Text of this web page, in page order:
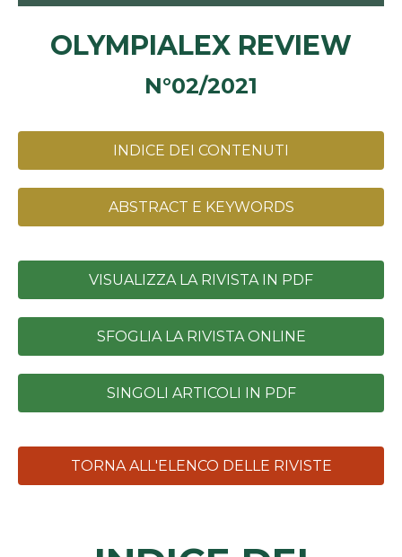
OLYMPIALEX REVIEW
N°02/2021